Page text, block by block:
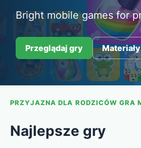
Bright mobile games for
Przeglądaj gry
PRZYJAZNA DLA RODZICÓW GRA
Najlepsze gry